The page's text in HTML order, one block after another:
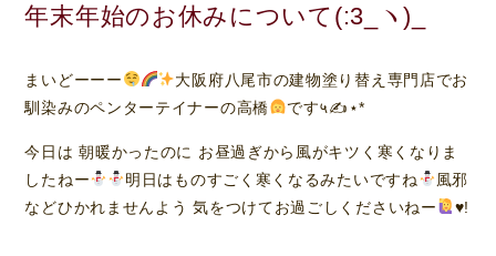
年末年始のお休みについて(:3_ヽ)_
まいどーーー
大阪府八尾市の建物塗り替え専門店でお
馴染みのペンターテイナーの高橋
です५✍⋆*
今日は 朝暖かったのに お昼過ぎから風がキツく寒くなりま
したねー
明日はものすごく寒くなるみたいですね
風邪
などひかれませんよう 気をつけてお過ごしくださいねー
♥️!